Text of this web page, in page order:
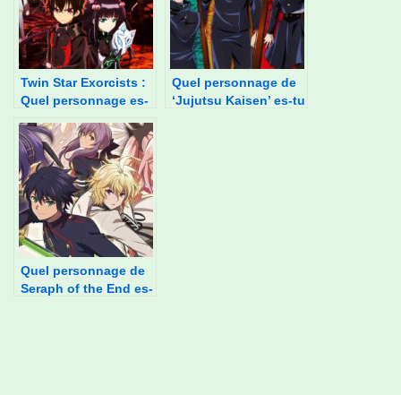
Twin Star Exorcists :
Quel personnage es-
Quel personnage de
‘Jujutsu Kaisen’ es-tu
Quel personnage de
Seraph of the End es-